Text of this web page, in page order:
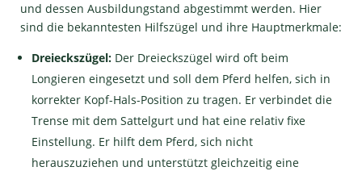
und dessen Ausbildungstand abgestimmt werden. Hier
sind die bekanntesten Hilfszügel und ihre Hauptmerkmale:
Dreieckszügel:Der Dreieckszügel wird oft beim
Longieren eingesetzt und soll dem Pferd helfen, sich in
korrekter Kopf-Hals-Position zu tragen. Er verbindet die
Trense mit dem Sattelgurt und hat eine relativ fixe
Einstellung. Er hilft dem Pferd, sich nicht
herauszuziehen und unterstützt gleichzeitig eine